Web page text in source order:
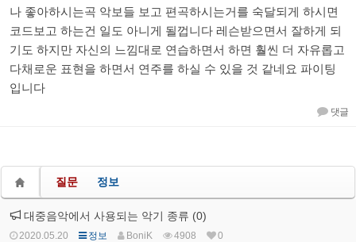
나 좋아하시는곡 악보들 보고 편곡하시는거를 숙달되게 하시면
코드보고 하는건 일도 아니게 될껍니다 레슨받으면서 잘하게 되
기도 하지만 자신의 느낌대로 연습하면서 하면 훨씬 더 자유롭고
다채로운 표현을 하면서 연주를 하실 수 있을 것 같네요 파이팅
입니다
댓글
질문 정보
대중음악에서 사용되는 악기 종류 (0)
2020.05.20 정보 BoniK 4908 0